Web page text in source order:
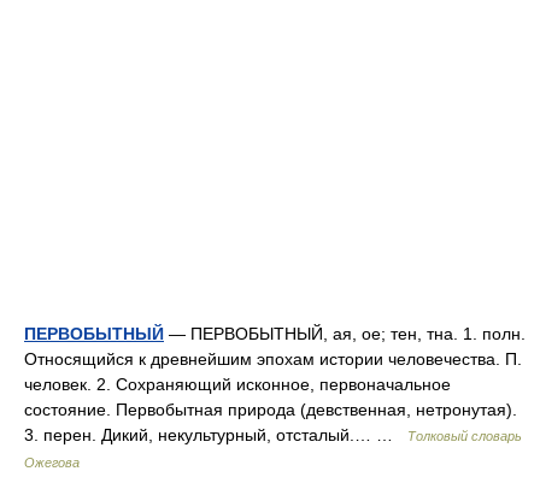
ПЕРВОБЫТНЫЙ — ПЕРВОБЫТНЫЙ, ая, ое; тен, тна. 1. полн.
Относящийся к древнейшим эпохам истории человечества. П.
человек. 2. Сохраняющий исконное, первоначальное
состояние. Первобытная природа (девственная, нетронутая).
3. перен. Дикий, некультурный, отсталый.… …
Толковый словарь
Ожегова